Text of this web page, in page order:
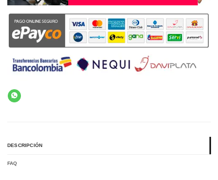
DESCRIPCIÓN
FAQ